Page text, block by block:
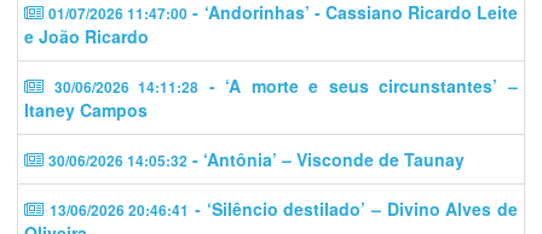
01/07/2026 11:47:00 - ‘Andorinhas’ - Cassiano Ricardo Leite
e João Ricardo
30/06/2026 14:11:28 - ‘A morte e seus circunstantes’ –
Itaney Campos
30/06/2026 14:05:32 - ‘Antônia’ – Visconde de Taunay
13/06/2026 20:46:41 - ‘Silêncio destilado’ – Divino Alves de